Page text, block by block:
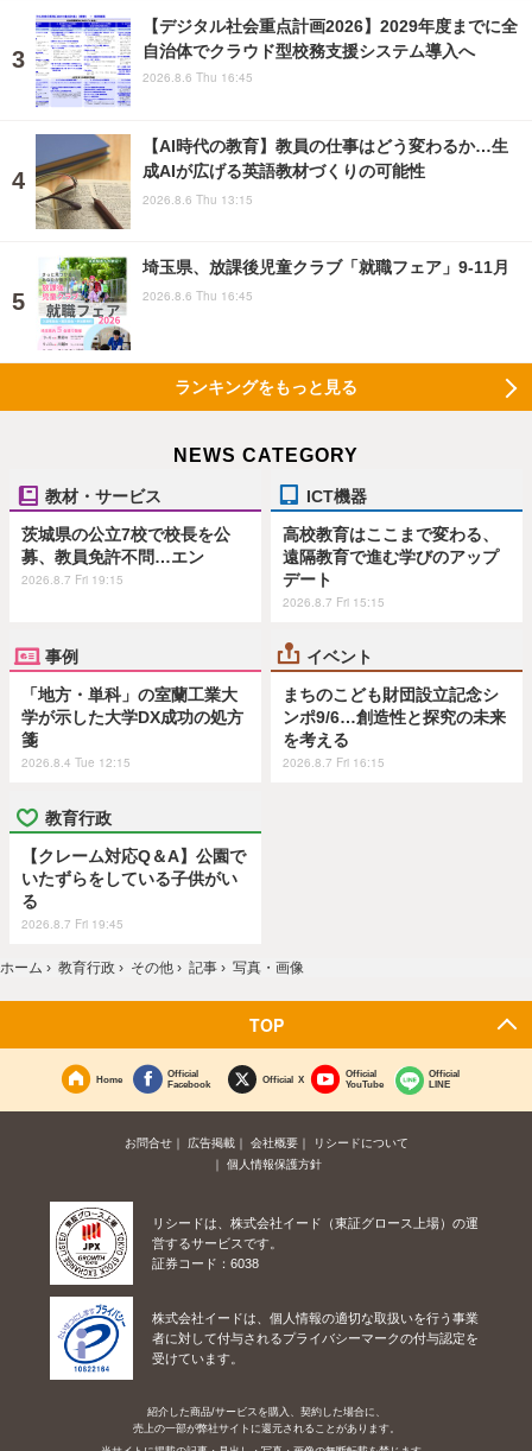
【デジタル社会重点計画2026】2029年度までに全
自治体でクラウド型校務支援システム導入へ
2026.8.6 Thu 16:45
【AI時代の教育】教員の仕事はどう変わるか…生
成AIが広げる英語教材づくりの可能性
2026.8.6 Thu 13:15
埼玉県、放課後児童クラブ「就職フェア」9-11月
2026.8.6 Thu 16:45
ランキングをもっと見る
NEWS CATEGORY
教材・サービス
茨城県の公立7校で校長を公
募、教員免許不問…エン
2026.8.7 Fri 19:15
ICT機器
高校教育はここまで変わる、
遠隔教育で進む学びのアップ
デート
2026.8.7 Fri 15:15
事例
「地方・単科」の室蘭工業大
学が示した大学DX成功の処方
箋
2026.8.4 Tue 12:15
イベント
まちのこども財団設立記念シ
ンポ9/6…創造性と探究の未来
を考える
2026.8.7 Fri 16:15
教育行政
【クレーム対応Q＆A】公園で
いたずらをしている子供がい
る
2026.8.7 Fri 19:45
ホーム › 教育行政 › その他 › 記事 › 写真・画像
TOP
Home
Official
Facebook
Official X
Official
YouTube
Official
LINE
お問合せ 広告掲載 会社概要
リシードについて
個人情報保護方針
リシードは、株式会社イード（東証グロース上場）の運
営するサービスです。
証券コード：6038
株式会社イードは、個人情報の適切な取扱いを行う事業
者に対して付与されるプライバシーマークの付与認定を
受けています。
紹介した商品/サービスを購入、契約した場合に、
売上の一部が弊社サイトに還元されることがあります。